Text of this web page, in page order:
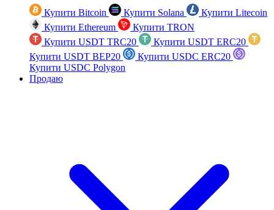
Купити Bitcoin Купити Solana
Купити Litecoin
Купити Ethereum
Купити TRON
Купити USDT TRC20
Купити USDT ERC20
Купити USDT BEP20
Купити USDC ERC20
Купити USDC Polygon
Продаю